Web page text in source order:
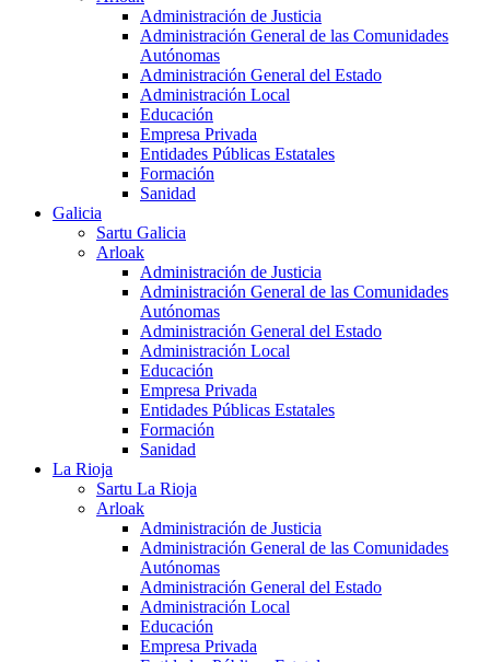
Administración de Justicia
Administración General de las Comunidades
Autónomas
Administración General del Estado
Administración Local
Educación
Empresa Privada
Entidades Públicas Estatales
Formación
Sanidad
Galicia
Sartu Galicia
Arloak
Administración de Justicia
Administración General de las Comunidades
Autónomas
Administración General del Estado
Administración Local
Educación
Empresa Privada
Entidades Públicas Estatales
Formación
Sanidad
La Rioja
Sartu La Rioja
Arloak
Administración de Justicia
Administración General de las Comunidades
Autónomas
Administración General del Estado
Administración Local
Educación
Empresa Privada